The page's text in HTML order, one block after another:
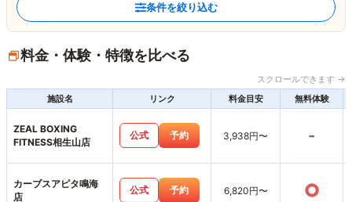
条件を絞り込む
料金・体験・特徴を比べる
スクロールできます →
施設名
リンク 料金目安 無料体験
ZEAL BOXING
FITNESS相生山店
公式 予約 3,938円〜 -
カーブスアピタ鳴海
店
公式 予約 6,820円〜 ○